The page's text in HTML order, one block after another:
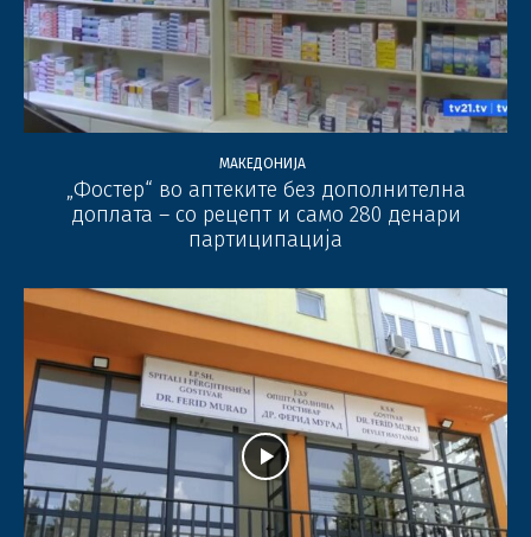
МАКЕДОНИЈА
„Фостер“ во аптеките без дополнителна
доплата – со рецепт и само 280 денари
партиципација